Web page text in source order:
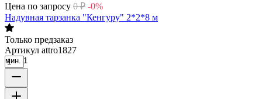
Цена по запросу 0 ₽ -0%
Надувная тарзанка "Кенгуру" 2*2*8 м
Только предзаказ
Артикул attro1827
мин. 1